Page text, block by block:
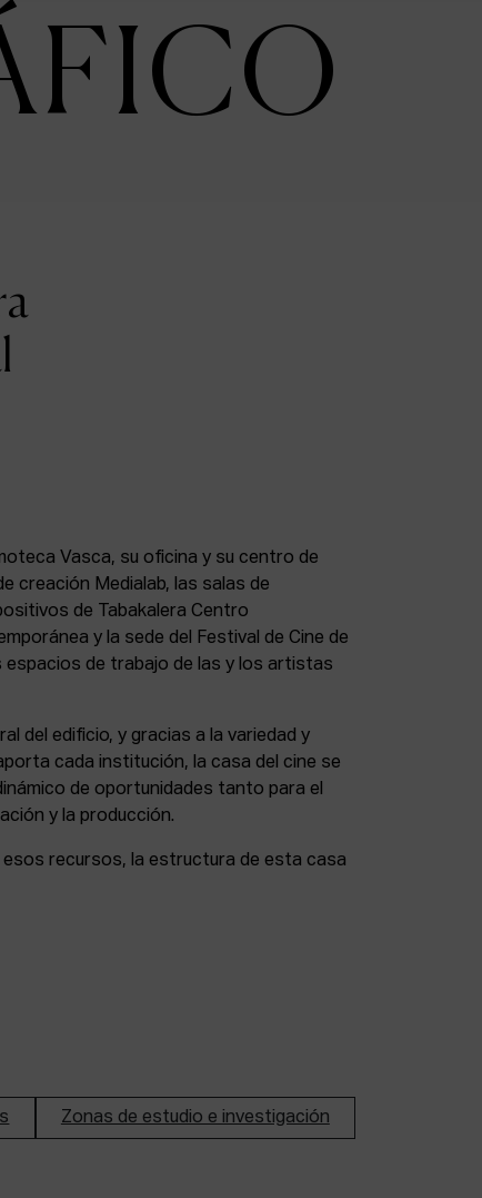
Vasca, su oficina y su centro de
creación Medialab, las salas de
de Tabakalera Centro
y la sede del Festival de Cine de
espacios de trabajo de las y los artistas
del edificio, y gracias a la variedad y
cada institución, la casa del cine se
de oportunidades tanto para el
y la producción.
recursos, la estructura de esta casa
Zonas de estudio e investigación